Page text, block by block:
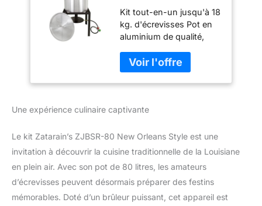
d'écrevisses 80 QT
Cuisinière,
aluminium, argent
Kit tout-en-un jusqu'à 18
kg. d'écrevisses Pot en
aluminium de qualité,
crochet de sécurité et
couvercle Comprend un
support en acier à 4
régulateur de 10 PSI et
d'ébullition moyen de 30
minutes Design
Une expérience culinaire captivante
Le kit Zatarain’s ZJBSR-80 New Orleans Style est une
invitation à découvrir la cuisine traditionnelle de la Louisiane
en plein air. Avec son pot de 80 litres, les amateurs
d’écrevisses peuvent désormais préparer des festins
mémorables. Doté d’un brûleur puissant, cet appareil est